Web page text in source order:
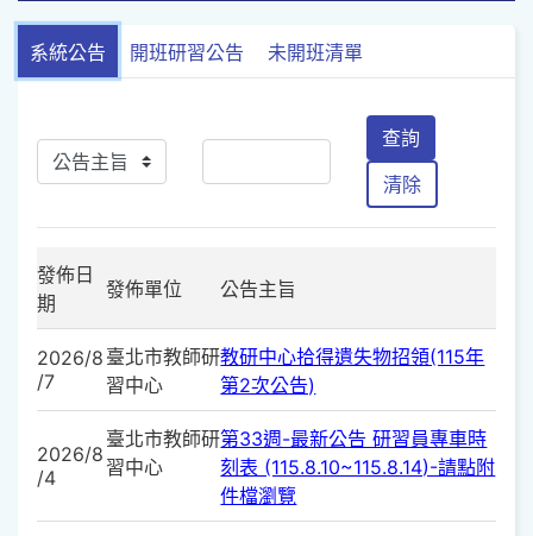
系統公告 開班研習公告 未開班清單
查詢
清除
發佈日
期
發佈單位 公告主旨
2026/8
/7
臺北市教師研
習中心
教研中心拾得遺失物招領(115年
第2次公告)
2026/8
/4
臺北市教師研
習中心
第33週-最新公告 研習員專車時
刻表 (115.8.10~115.8.14)-請點附
件檔瀏覽